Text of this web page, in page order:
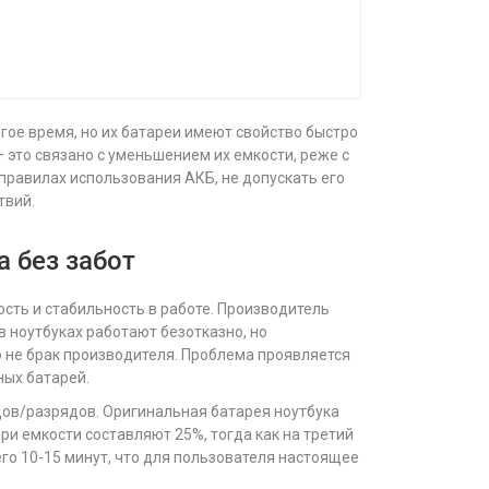
время, но их батареи имеют свойство быстро
связано с уменьшением их емкости, реже с
использования АКБ, не допускать его
без забот
и стабильность в работе. Производитель
работают безотказно, но
брак производителя. Проблема проявляется
батарей.
разрядов. Оригинальная батарея ноутбука
емкости составляют 25%, тогда как на третий
10-15 минут, что для пользователя настоящее